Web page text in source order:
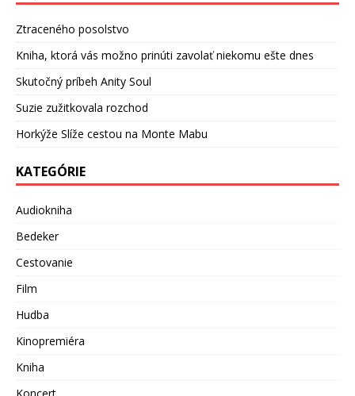
Ztraceného posolstvo
Kniha, ktorá vás možno prinúti zavolať niekomu ešte dnes
Skutočný príbeh Anity Soul
Suzie zužitkovala rozchod
Horkýže Slíže cestou na Monte Mabu
KATEGÓRIE
Audiokniha
Bedeker
Cestovanie
Film
Hudba
Kinopremiéra
Kniha
Koncert